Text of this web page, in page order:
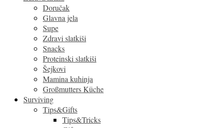
Doručak
Glavna jela
Supe
Zdravi slatkiši
Snacks
Proteinski slatkiši
Šejkovi
Mamina kuhinja
Großmutters Küche
Surviving
Tips&Gifts
Tips&Tricks